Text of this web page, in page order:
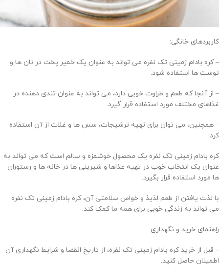
کاربردهای خانگی:
– کره بادام زمینی تک نفره می تواند به عنوان یک خمیر پخت در نان ها و
توست ها استفاده شود.
– از آنجا که طعم و طراوت خوبی دارد، می تواند به عنوان تندی دهنده در
غذاهای مختلف مورد استفاده قرار گیرد.
– همچنین، می توان برای تهیه ترشیجات، سس ها و غلات از آن استفاده
کرد.
کره بادام زمینی تک نفره یک محصول خوشمزه و سالم است که می تواند به
عنوان یک انتخاب خوب در تهیه غذاها و شیرینی ها در خانه ها و رستوران
ها مورد استفاده قرار بگیرد.
با لذت یافتن از طعم لذیذ و خواص سلامتی آن، کره بادام زمینی تک نفره
می تواند به زندگی خوبی برای همه ما کمک کند.
راهنمای خرید و نگهداری:
– قبل از خرید کره بادام زمینی تک نفره، از تاریخ انقضا و شرایط نگهداری آن
اطمینان حاصل کنید.